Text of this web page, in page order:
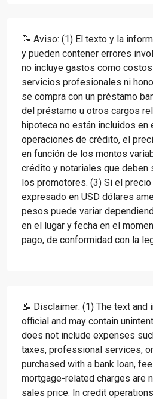
📝 Aviso: (1) El texto y la
y pueden contener errores
no incluye gastos como
servicios profesionales ni
se compra con un préstamo
del préstamo u otros cargos
hipoteca no están incluidos en
operaciones de crédito, el
en función de los montos
crédito y notariales que deben
los promotores. (3) Si el
expresado en USD dólares
pesos puede variar
en el lugar y fecha en el
pago, de conformidad con la
📝 Disclaimer: (1) The text and
official and may contain
does not include expenses
taxes, professional services,
purchased with a bank loan,
mortgage-related charges are
sales price. In credit